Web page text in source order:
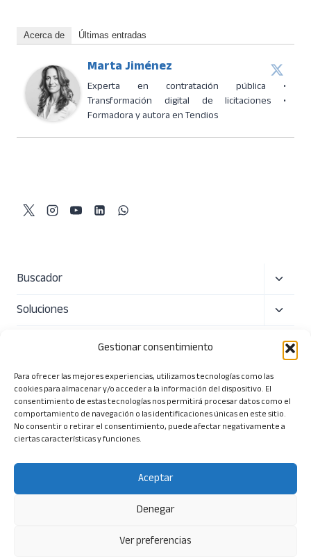
Gestionar consentimiento
Para ofrecer las mejores experiencias, utilizamos tecnologías como las
cookies para almacenar y/o acceder a la información del dispositivo. El
consentimiento de estas tecnologías nos permitirá procesar datos como el
comportamiento de navegación o las identificaciones únicas en este sitio.
No consentir o retirar el consentimiento, puede afectar negativamente a
ciertas características y funciones.
Aceptar
Denegar
Ver preferencias
Acerca de Últimas entradas
Marta Jiménez
Experta en contratación pública •
Transformación digital de licitaciones •
Formadora y autora en Tendios
Buscador
hijo
Soluciones
hijo
Sobre nosotros
Herramientas
menú
© 2026 Tendios Technologies SL. Todos los derechos
reservados.
Política de Privacidad
de Seguridad